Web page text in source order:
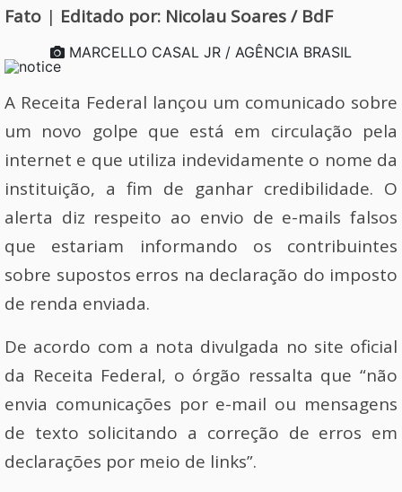
Fato | Editado por: Nicolau Soares / BdF
MARCELLO CASAL JR / AGÊNCIA BRASIL
A Receita Federal lançou um comunicado sobre
um novo golpe que está em circulação pela
internet e que utiliza indevidamente o nome da
instituição, a fim de ganhar credibilidade. O
alerta diz respeito ao envio de e-mails falsos
que estariam informando os contribuintes
sobre supostos erros na declaração do imposto
de renda enviada.
De acordo com a nota divulgada no site oficial
da Receita Federal, o órgão ressalta que “não
envia comunicações por e-mail ou mensagens
de texto solicitando a correção de erros em
declarações por meio de links”.